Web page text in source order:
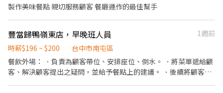
會於7月及1月進行調薪 ・每次調幅為3~10元不等 ・打工度假機會
製作美味餐點 親切服務顧客 餐廳運作的最佳幫手
豐當歸鴨嶺東店，早晚班人員
1週前
時薪$196 ~ $200
台中市南屯區
餐飲外場： ．負責為顧客帶位、安排座位、倒水。 ．將菜單遞給顧
客、解決顧客提出之疑問，並給予餐點上的建議。 ．後續將顧客點